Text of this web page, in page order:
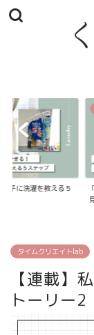
子に洗濯を教える５
タイムクリエイトlab
【連載】
トーリー2